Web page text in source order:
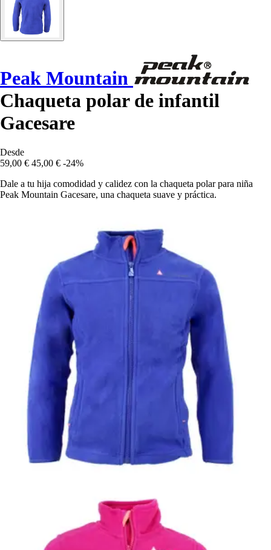
Peak Mountain
Chaqueta polar de infantil
Gacesare
Desde
59,00 € 45,00 € -24%
Dale a tu hija comodidad y calidez con la chaqueta polar para niña
Peak Mountain Gacesare, una chaqueta suave y práctica.